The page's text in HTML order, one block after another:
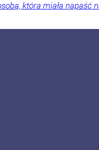
która miała napaść